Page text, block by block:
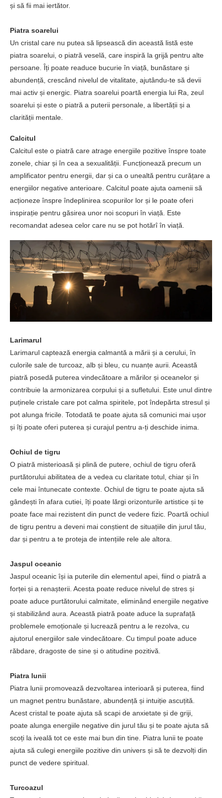
și să fii mai iertător.
Piatra soarelui
Un cristal care nu putea să lipsească din această listă este
piatra soarelui, o piatră veselă, care inspiră la grijă pentru alte
persoane. Îți poate readuce bucurie în viață, bunăstare și
abundență, crescând nivelul de vitalitate, ajutându-te să devii
mai activ și energic. Piatra soarelui poartă energia lui Ra, zeul
soarelui și este o piatră a puterii personale, a libertății și a
clarității mentale.
Calcitul
Calcitul este o piatră care atrage energiile pozitive înspre toate
zonele, chiar și în cea a sexualității. Funcționează precum un
amplificator pentru energii, dar și ca o unealtă pentru curățare a
energiilor negative anterioare. Calcitul poate ajuta oamenii să
acționeze înspre îndeplinirea scopurilor lor și le poate oferi
inspirație pentru găsirea unor noi scopuri în viață. Este
recomandat adesea celor care nu se pot hotărî în viață.
Larimarul
Larimarul captează energia calmantă a mării și a cerului, în
culorile sale de turcoaz, alb și bleu, cu nuanțe aurii. Această
piatră posedă puterea vindecătoare a mărilor și oceanelor și
contribuie la armonizarea corpului și a sufletului. Este unul dintre
puținele cristale care pot calma spiritele, pot îndepărta stresul și
pot alunga fricile. Totodată te poate ajuta să comunici mai ușor
și îți poate oferi puterea și curajul pentru a-ți deschide inima.
Ochiul de tigru
O piatră misterioasă și plină de putere, ochiul de tigru oferă
purtătorului abilitatea de a vedea cu claritate totul, chiar și în
cele mai întunecate contexte. Ochiul de tigru te poate ajuta să
gândești în afara cutiei, îți poate lărgi orizonturile artistice și te
poate face mai rezistent din punct de vedere fizic. Poartă ochiul
de tigru pentru a deveni mai conștient de situațiile din jurul tău,
dar și pentru a te proteja de intențiile rele ale altora.
Jaspul oceanic
Jaspul oceanic își ia puterile din elementul apei, fiind o piatră a
forței și a renașterii. Acesta poate reduce nivelul de stres și
poate aduce purtătorului calmitate, eliminând energiile negative
și stabilizând aura. Această piatră poate aduce la suprafață
problemele emoționale și lucrează pentru a le rezolva, cu
ajutorul energiilor sale vindecătoare. Cu timpul poate aduce
răbdare, dragoste de sine și o atitudine pozitivă.
Piatra lunii
Piatra lunii promovează dezvoltarea interioară și puterea, fiind
un magnet pentru bunăstare, abundență și intuiție ascuțită.
Acest cristal te poate ajuta să scapi de anxietate și de griji,
poate alunga energiile negative din jurul tău și te poate ajuta să
scoți la iveală tot ce este mai bun din tine. Piatra lunii te poate
ajuta să culegi energiile pozitive din univers și să te dezvolți din
punct de vedere spiritual.
Turcoazul